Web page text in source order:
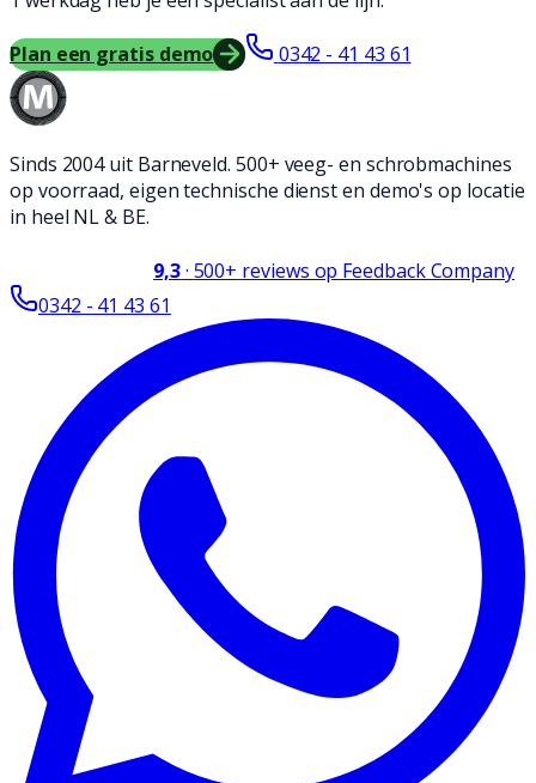
Plan een gratis demo 0342 - 41 43 61
Sinds 2004 uit Barneveld. 500+ veeg- en schrobmachines
op voorraad, eigen technische dienst en demo's op locatie
in heel NL & BE.
9,3· 500+ reviews op Feedback Company
0342 - 41 43 61